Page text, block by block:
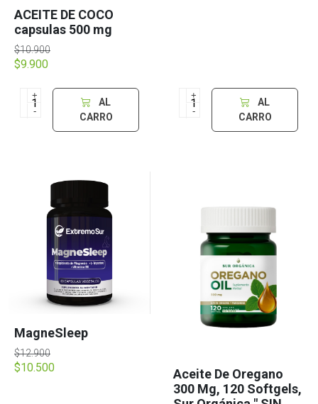
ACEITE DE COCO
capsulas 500 mg
$10.900
$9.900
+
-
AL
CARRO
+
-
AL
CARRO
MagneSleep
$12.900
$10.500
Aceite De Oregano
300 Mg, 120 Softgels,